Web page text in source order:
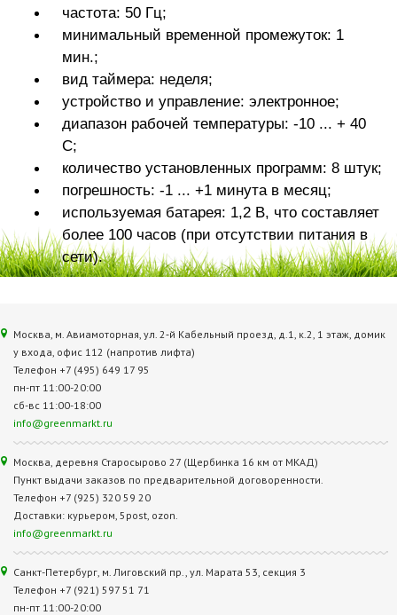
частота: 50 Гц;
минимальный временной промежуток: 1
мин.;
вид таймера: неделя;
устройство и управление: электронное;
диапазон рабочей температуры: -10 ... + 40
С;
количество установленных программ: 8 штук;
погрешность: -1 ... +1 минута в месяц;
используемая батарея: 1,2 В, что составляет
более 100 часов (при отсутствии питания в
сети).
Москва, м. Авиамоторная, ул. 2‑й Кабельный проезд, д.1, к.2, 1 этаж, домик
у входа, офис 112 (напротив лифта)
Телефон +7 (495) 649 17 95
пн-пт 11:00-20:00
сб-вс 11:00-18:00
info@greenmarkt.ru
Москва, деревня Старосырово 27 (Щербинка 16 км от МКАД)
Пункт выдачи заказов по предварительной договоренности.
Телефон +7 (925) 320 59 20
Доставки: курьером, 5post, ozon.
info@greenmarkt.ru
Санкт-Петербург, м. Лиговский пр., ул. Марата 53, секция 3
Телефон +7 (921) 597 51 71
пн-пт 11:00-20:00